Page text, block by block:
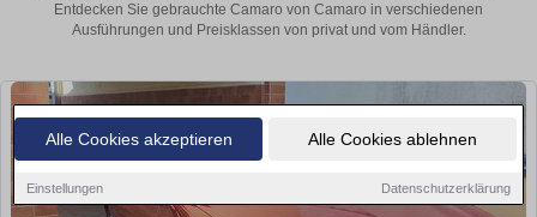
Alle Cookies akzeptieren Alle Cookies ablehnen
Einstellungen Datenschutzerklärung
Entdecken Sie gebrauchte Camaro von Camaro in verschiedenen
Ausführungen und Preisklassen von privat und vom Händler.